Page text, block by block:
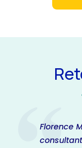
Florence